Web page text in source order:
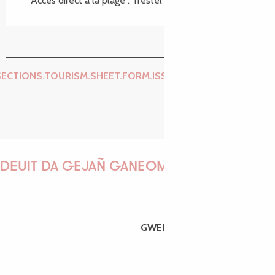
DEUIT DA GEJAÑ GANEOMP !
GWENAËLLE